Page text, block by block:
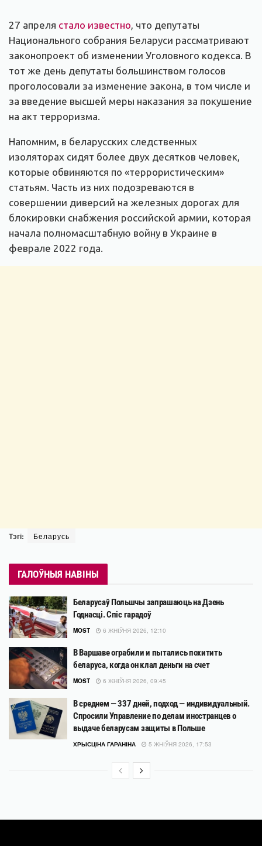
27 апреля стало известно, что депутаты
Национального собрания Беларуси рассматривают
законопроект об изменении Уголовного кодекса. В
тот же день депутаты большинством голосов
проголосовали за изменение закона, в том числе и
за введение высшей меры наказания за покушение
на акт терроризма.
Напомним, в беларусских следственных
изоляторах сидят более двух десятков человек,
которые обвиняются по «террористическим»
статьям. Часть из них подозреваются в
совершении диверсий на железных дорогах для
блокировки снабжения российской армии, которая
начала полномасштабную войну в Украине в
феврале 2022 года.
Тэгі: Беларусь
ГАЛОЎНЫЯ НАВІНЫ
Беларусаў Польшчы запрашаюць на Дзень
Годнасці. Спіс гарадоў
MOST 6 ЖНІЎНЯ 2026, 12:10
В Варшаве ограбили и пытались похитить
беларуса, когда он клал деньги на счет
MOST 6 ЖНІЎНЯ 2026, 09:45
В среднем — 337 дней, подход — индивидуальный.
Спросили Управление по делам иностранцев о
выдаче беларусам защиты в Польше
ХРЫСЦІНА ГАРАНІНА 5 ЖНІЎНЯ 2026, 17:53